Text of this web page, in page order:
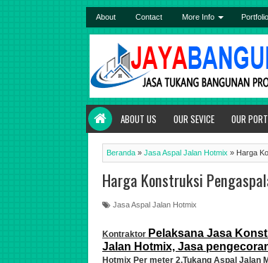
About Contact More Info Portfolio
ABOUT US OUR SEVICE OUR
Beranda » Jasa Aspal Jalan Hotmix » Harga
Harga Konstruksi
Jasa Aspal Jalan Hotmix
Kontraktor Pelaksana Jasa
Jalan Hotmix, Jasa
Hotmix Per meter 2,Tukang Aspal Jalan